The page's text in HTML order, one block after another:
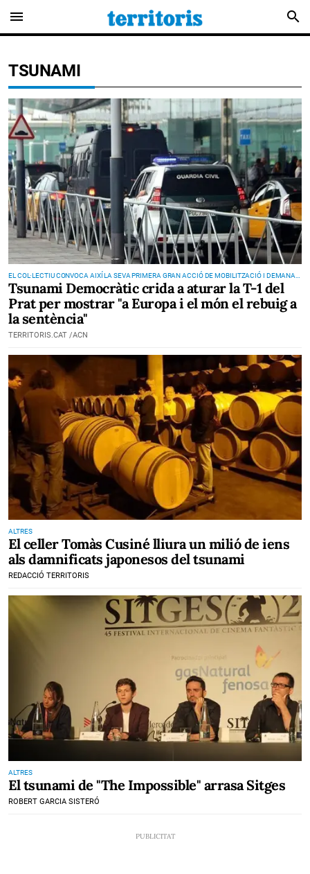
menu search
TSUNAMI
EL COL·LECTIU CONVOCA AIXÍ LA SEVA PRIMERA GRAN ACCIÓ DE MOBILITZACIÓ I DEMANA
ELS SEUS SEGUIDORS QUE ES PREPARIN PER ESTAR TEMPS FORA DE CASA
Tsunami Democràtic crida a aturar la T-1 del
Prat per mostrar "a Europa i el món el rebuig a
la sentència"
TERRITORIS.CAT /ACN
ALTRES
El celler Tomàs Cusiné lliura un milió de iens
als damnificats japonesos del tsunami
REDACCIÓ TERRITORIS
ALTRES
El tsunami de "The Impossible" arrasa Sitges
ROBERT GARCIA SISTERÓ